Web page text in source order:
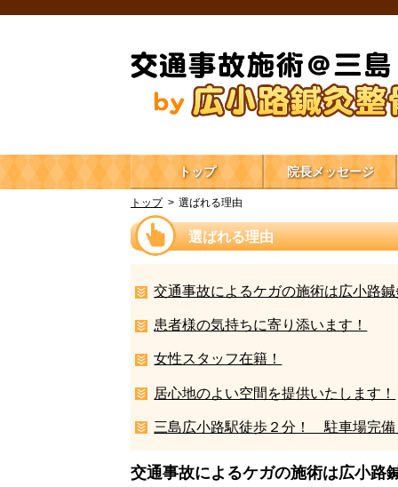
トップ 院長メッセージ
トップ 選ばれる理由
選ばれる理由
交通事故によるケガの施術は広小路
患者様の気持ちに寄り添います！
女性スタッフ在籍！
居心地のよい空間を提供いたします！
三島広小路駅徒歩２分！ 駐車場完備
交通事故によるケガの施術は広小路